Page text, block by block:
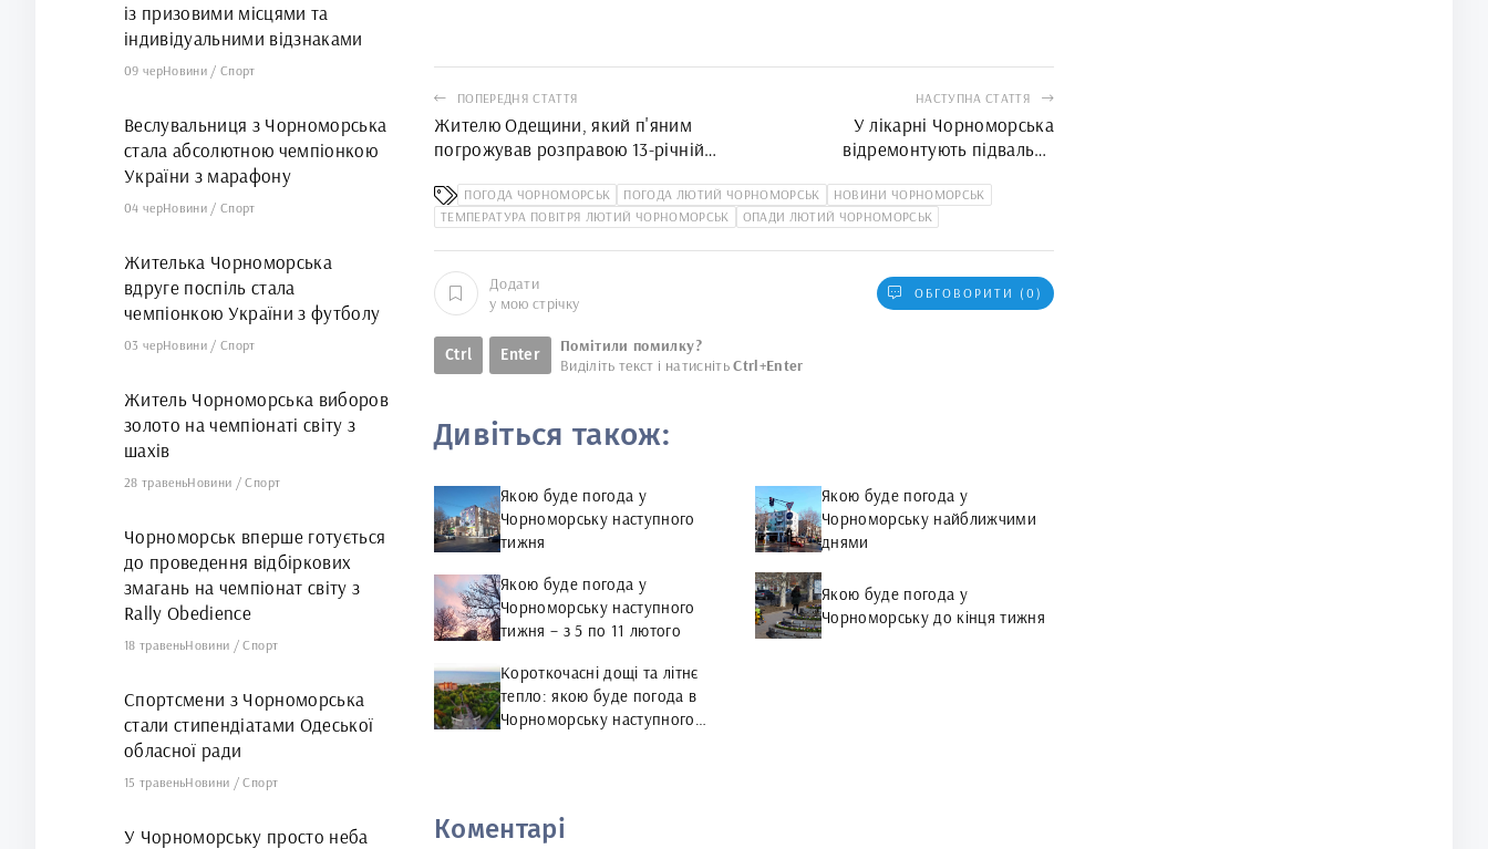
ПОПЕРЕДНЯ СТАТТЯ
Жителю Одещини, який п'яним
погрожував розправою 13-річній
НАСТУПНА СТАТТЯ
У лікарні Чорноморська
відремонтують підвальне
ПОГОДА ЧОРНОМОРСЬК ПОГОДА ЛЮТИЙ ЧОРНОМОРСЬК
НОВИНИ ЧОРНОМОРСЬК
ТЕМПЕРАТУРА ПОВІТРЯ ЛЮТИЙ ЧОРНОМОРСЬК
ОПАДИ ЛЮТИЙ ЧОРНОМОРСЬК
Додати
у мою стрічку
ОБГОВОРИТИ (0)
Ctrl Enter
Помітили помилку?
Виділіть текст і натиснітьCtrl+Enter
Дивіться також:
Якою буде погода у
Чорноморську наступного
тижня
Якою буде погода у
Чорноморську найближчими
днями
Якою буде погода у
Чорноморську наступного
тижня – з 5 по 11 лютого
Якою буде погода у
Чорноморську до кінця тижня
Короткочасні дощі та літнє
тепло: якою буде погода в
Чорноморську наступного
Коментарі
із призовими місцями та
індивідуальними відзнаками
09 черНовини /Спорт
Веслувальниця з Чорноморська
стала абсолютною чемпіонкою
України з марафону
04 черНовини /Спорт
Жителька Чорноморська
вдруге поспіль стала
чемпіонкою України з футболу
03 черНовини /Спорт
Житель Чорноморська виборов
золото на чемпіонаті світу з
шахів
28 травеньНовини /Спорт
Чорноморськ вперше готується
до проведення відбіркових
змагань на чемпіонат світу з
Rally Obedience
18 травеньНовини /Спорт
Спортсмени з Чорноморська
стали стипендіатами Одеської
обласної ради
15 травеньНовини /Спорт
У Чорноморську просто неба